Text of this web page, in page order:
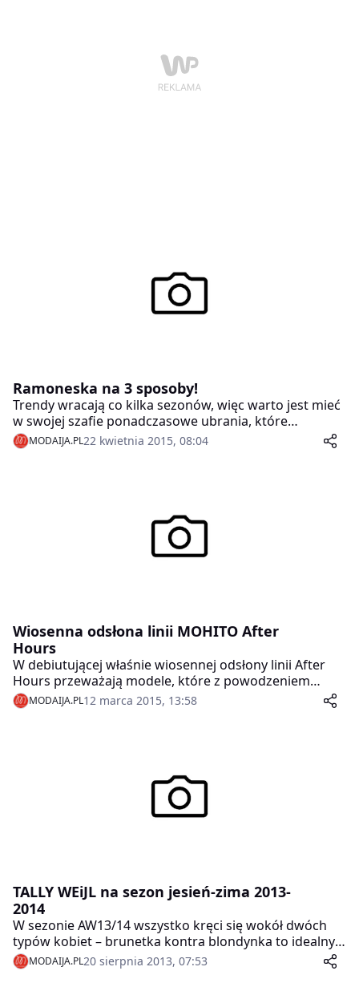
Ramoneska na 3 sposoby!
Trendy wracają co kilka sezonów, więc warto jest mieć
w swojej szafie ponadczasowe ubrania, które
sprawdzą się w każdej stylizacji. Jedną z takich perełek
jest właśnie ramoneska, która w zależności od
MODAIJA.PL22 kwietnia 2015, 08:04
Wiosenna odsłona linii MOHITO After
Hours
W debiutującej właśnie wiosennej odsłony linii After
Hours przeważają modele, które z powodzeniem
sprawdzą się podczas spotkania z przyjaciółmi,
imprezy w klubie oraz wszędzie tam, gdzie nie
MODAIJA.PL12 marca 2015, 13:58
TALLY WEiJL na sezon jesień-zima 2013-
2014
W sezonie AW13/14 wszystko kręci się wokół dwóch
typów kobiet – brunetka kontra blondynka to idealny
duet prezentujący najnowszą kolekcję w mieszanym
stylu chic&rock.
MODAIJA.PL20 sierpnia 2013, 07:53